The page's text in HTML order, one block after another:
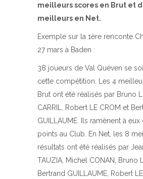
meilleurs scores en Brut et
meilleurs en Net.
Exemple sur la 1ère renconte
27 mars à Baden :
38 joueurs de Val Quéven se
cette compétition. Les 4
Brut ont été réalisés par Bruno
CARRIL, Robert LE CROM et
GUILLAUME. Ils ramènent à eux
points au Club. En Net, les 8
résultats ont été réalisés par
TAUZIA, Michel CONAN, Bruno
Bertrand GUILLAUME, Robert